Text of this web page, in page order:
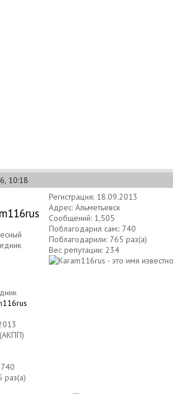
10:18
Регистрация: 18.09.2013
Адрес: Альметьевск
Сообщений: 1,505
Поблагодарил сам:: 740
Поблагодарили: 765 раз(а)
Вес репутации: 234
раз(а)